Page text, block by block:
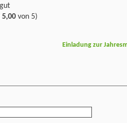
5,00 von 5)
Einladung zur